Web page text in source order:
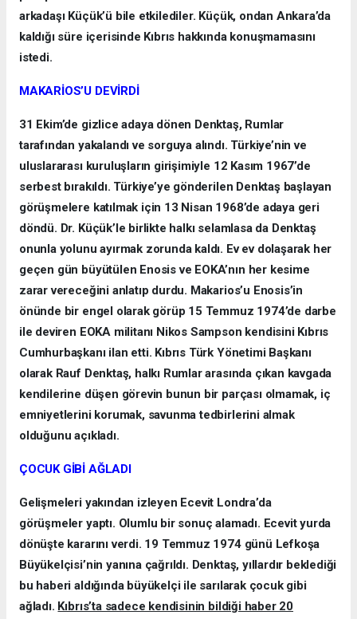
arkadaşı Küçük’ü bile etkilediler. Küçük, ondan Ankara’da
kaldığı süre içerisinde Kıbrıs hakkında konuşmamasını
istedi.
MAKARİOS’U DEVİRDİ
31 Ekim’de gizlice adaya dönen Denktaş, Rumlar
tarafından yakalandı ve sorguya alındı. Türkiye’nin ve
uluslararası kuruluşların girişimiyle 12 Kasım 1967’de
serbest bırakıldı. Türkiye’ye gönderilen Denktaş başlayan
görüşmelere katılmak için 13 Nisan 1968’de adaya geri
döndü. Dr. Küçük’le birlikte halkı selamlasa da Denktaş
onunla yolunu ayırmak zorunda kaldı. Ev ev dolaşarak her
geçen gün büyütülen Enosis ve EOKA’nın her kesime
zarar vereceğini anlatıp durdu. Makarios’u Enosis’in
önünde bir engel olarak görüp 15 Temmuz 1974’de darbe
ile deviren EOKA militanı Nikos Sampson kendisini Kıbrıs
Cumhurbaşkanı ilan etti. Kıbrıs Türk Yönetimi Başkanı
olarak Rauf Denktaş, halkı Rumlar arasında çıkan kavgada
kendilerine düşen görevin bunun bir parçası olmamak, iç
emniyetlerini korumak, savunma tedbirlerini almak
olduğunu açıkladı.
ÇOCUK GİBİ AĞLADI
Gelişmeleri yakından izleyen Ecevit Londra’da
görüşmeler yaptı. Olumlu bir sonuç alamadı. Ecevit yurda
dönüşte kararını verdi. 19 Temmuz 1974 günü Lefkoşa
Büyükelçisi’nin yanına çağrıldı. Denktaş, yıllardır beklediği
bu haberi aldığında büyükelçi ile sarılarak çocuk gibi
ağladı. Kıbrıs’ta sadece kendisinin bildiği haber 20